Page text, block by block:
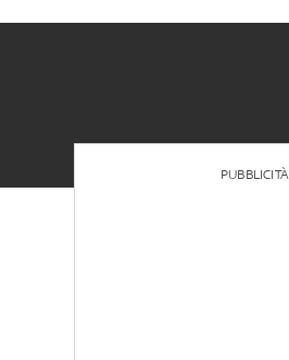
PUBBLICITÀ